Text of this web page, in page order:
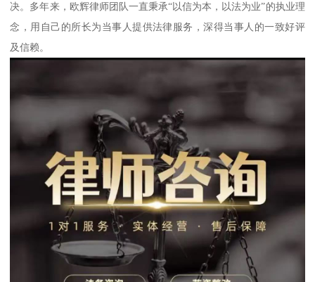
决。多年来，欧辉律师团队一直秉承“以信为本，以法为业”的执业理
念，用自己的所长为当事人提供法律服务，深得当事人的一致好评
及信赖。